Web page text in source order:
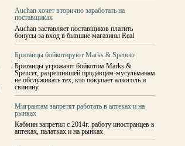
Auchan хочет вторично заработать на
поставщиках
Auchan заставляет поставщиков платить
бонусы за вход в бывшие магазины Real
Британцы бойкотируют Marks & Spencer
Британцы угрожают бойкотом Marks &
Spencer, разрешившей продавцам-мусульманам
не обслуживать тех, кто покупает алкоголь и
свинину
Мигрантам запретят работать в аптеках и на
рынках
Кабмин запретил с 2014г. работу иностранцев в
аптеках, палатках и на рынках